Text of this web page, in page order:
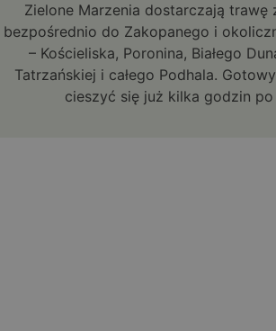
Zielone Marzenia dostarczają trawę
bezpośrednio do Zakopanego i
– Kościeliska, Poronina, Białego
Tatrzańskiej i całego Podhala.
cieszyć się już kilka godzin po